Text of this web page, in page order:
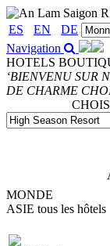
ES EN DE
Navigation
HOTELS
‘BIENVENU SUR
DE CHARME
MONDE
ASIE tous les hôtels